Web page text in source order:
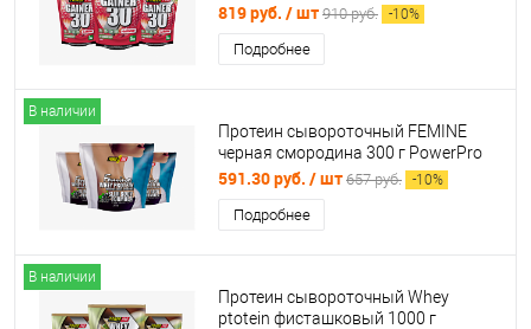
819 руб. / шт 910 руб. -10%
Подробнее
В наличии
Протеин сывороточный FEMINE
черная смородина 300 г PowerPro
997320
591.30 руб. / шт 657 руб. -10%
Подробнее
В наличии
Протеин сывороточный Whey
ptotein фисташковый 1000 г